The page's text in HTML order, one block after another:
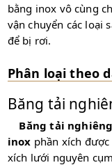
bằng inox vô cùng
vận chuyển các loại
để bị rơi.
Phân loại theo
Băng tải
Băng tải
inox phần xích
xích lưới nguyên